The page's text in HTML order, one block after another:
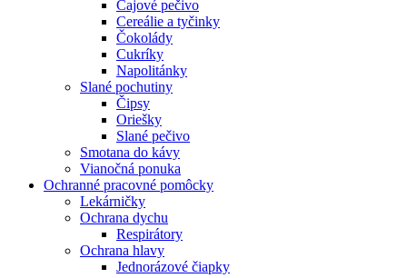
Čajové pečivo
Cereálie a tyčinky
Čokolády
Cukríky
Napolitánky
Slané pochutiny
Čipsy
Oriešky
Slané pečivo
Smotana do kávy
Vianočná ponuka
Ochranné pracovné pomôcky
Lekárničky
Ochrana dychu
Respirátory
Ochrana hlavy
Jednorázové čiapky